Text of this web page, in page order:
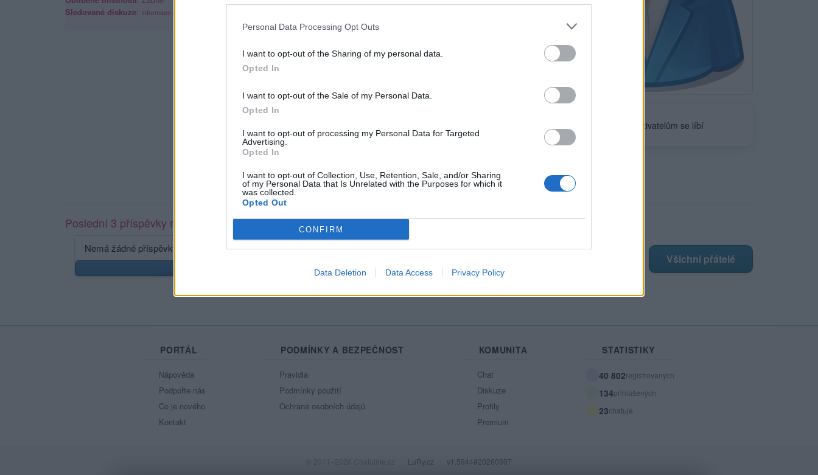
Personal Data Processing Opt Outs
I want to opt-out of the Sharing of my personal data.
Opted In
I want to opt-out of the Sale of my Personal Data.
Opted In
I want to opt-out of processing my Personal Data for Targeted
Advertising.
Opted In
I want to opt-out of Collection, Use, Retention, Sale, and/or Sharing
of my Personal Data that Is Unrelated with the Purposes for which it
was collected.
Opted Out
CONFIRM
Data Deletion Data Access Privacy Policy
uživatelům se líbí
Sledované diskuze: Informace pro uživatele
Poslední 3 příspěvky na mé zdi
Nemá žádné příspěvky
Zobrazit celou mou zeď
Moji nejnovější přátelé
Všichni přátelé
PORTÁL
Nápověda
Podpořte nás
Co je nového
Kontakt
PODMÍNKY A BEZPEČNOST
Pravidla
Podmínky použití
Ochrana osobních údajů
KOMUNITA
Chat
Diskuze
Profily
Premium
STATISTIKY
40 802registrovaných
134přihlášených
23chatuje
© 2011–2026 Chatujme.cz LuRy.cz v1.5944#20260807